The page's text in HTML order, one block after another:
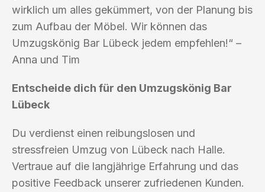
wirklich um alles gekümmert, von der Planung bis
zum Aufbau der Möbel. Wir können das
Umzugskönig Bar Lübeck jedem empfehlen!“ –
Anna und Tim
Entscheide dich für den Umzugskönig Bar
Lübeck
Du verdienst einen reibungslosen und
stressfreien Umzug von Lübeck nach Halle.
Vertraue auf die langjährige Erfahrung und das
positive Feedback unserer zufriedenen Kunden.